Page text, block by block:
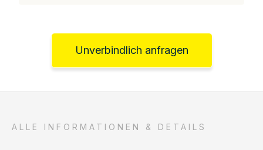
Unverbindlich anfragen
ALLE INFORMATIONEN & DETAILS